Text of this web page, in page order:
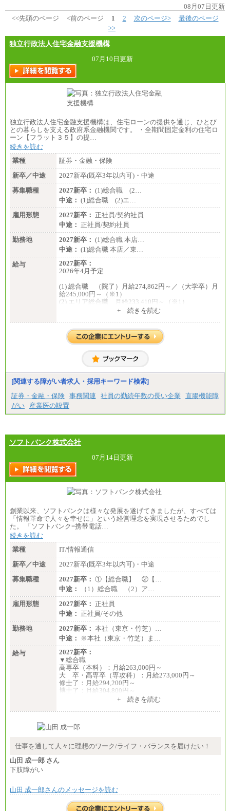
08月07日更新
<<先頭のページ
<前のページ 1 2 次のページ>
最後のページ
>>
独立行政法人住宅金融支援機構
07月10日更新
独立行政法人住宅金融支援機構は、住宅ローンの提供を通じ、ひとび
との暮らしを支える政府系金融機関です。 ・全期間固定金利の住宅ロ
ーン【フラット３５】の提…
続きを読む
業種
証券・金融・保険
新卒／中途
2027新卒(既卒3年以内可)・中途
募集職種
2027新卒： (1)総合職 (2…
中途： (1)総合職 (2)エ…
雇用形態
2027新卒： 正社員/契約社員
中途： 正社員/契約社員
勤務地
2027新卒： (1)総合職 本店…
中途： (1)総合職 本店／東…
給与
2027新卒：
2026年4月予定
(1) 総合職 （院了）月給274,862円～／（大学卒）月
給245,000円～（※1）
(2) エリア総合職 月給233,410円～（※1）
(3) アシスタントスタッフ 日給9,800円～12,500円
※１ 試用期間６か月（試用期間中も給与に変更
はございません）
※２ 勤務地により異なります
（1) 総合職 （院了）月給274,862円～／（大学卒）
月給245,000円～（※1）
(2) エリア総合職 月給233,410円～（※1）
(3) アシスタントスタッフ 日給9,800円～12,500円
（※2）
※１ 試用期間６か月（試用期間中も給与に変更
なし）
※２ 勤務地により異なる
+ 続きを読む
[関連する障がい者求人・採用キーワード検索]
証券・金融・保険 事務関連 社員の勤続年数の長い企業
直腸機能障
がい
産業医の設置
ソフトバンク株式会社
07月14日更新
創業以来、ソフトバンクは様々な発展を遂げてきましたが、すべては
「情報革命で人々を幸せに」という経営理念を実現させるためでし
た。 「ソフトバンク=携帯電話…
続きを読む
業種
IT/情報通信
新卒／中途
2027新卒(既卒3年以内可)・中途
募集職種
2027新卒： ①【総合職】 ②【…
中途：
（1）総合職 （2）ア…
雇用形態
2027新卒： 正社員
中途： 正社員/その他
勤務地
2027新卒： 本社（東京・竹芝）…
中途：
※本社（東京・竹芝）ま…
給与
2027新卒：
▼総合職
高専卒（本科）：月給263,000円～
大 卒・高専卒（専攻科）：月給273,000円～
修士了：月給294,200円～
博士了：月給304,800円～
で、それらを入社後の実業務において発揮できると
することがあります
▼アソシエイト職
※試用期間中も給与に変更はございません
基本月給／20万5000円以上(正社員・準社員）
+ 続きを読む
仕事を通して人々に理想のワーク/ライフ・バランスを届けたい！
山田 成一郎 さん
下肢障がい
山田 成一郎さんのメッセージを読む